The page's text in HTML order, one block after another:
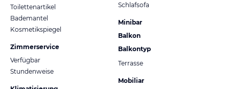
Toilettenartikel
Bademantel
Kosmetikspiegel
Zimmerservice
Verfügbar
Stundenweise
Schlafsofa
Minibar
Balkon
Balkontyp
Terrasse
Mobiliar